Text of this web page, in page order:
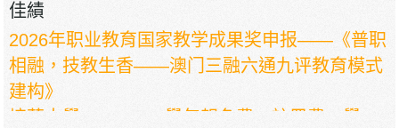
佳績
2026年职业教育国家教学成果奖申报——《普职
相融，技教生香——澳门三融六通九评教育模式
建构》
培華中學2024-2025學年報名費、註冊費、學